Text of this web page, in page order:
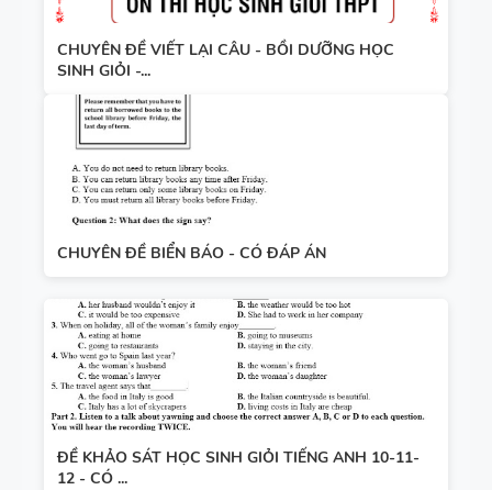
CHUYÊN ĐỀ VIẾT LẠI CÂU - BỒI DƯỠNG HỌC
SINH GIỎI -...
CHUYÊN ĐỀ BIỂN BÁO - CÓ ĐÁP ÁN
ĐỀ KHẢO SÁT HỌC SINH GIỎI TIẾNG ANH 10-11-
12 - CÓ ...